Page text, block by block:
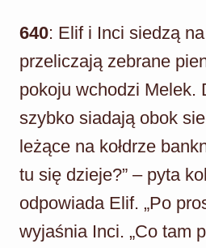
640: Elif i Inci siedzą
przeliczają zebrane
pokoju wchodzi Melek.
szybko siadają obok
leżące na kołdrze
tu się dzieje?” – pyta
odpowiada Elif. „Po
wyjaśnia Inci. „Co tam